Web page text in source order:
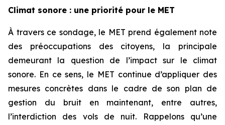
Climat sonore : une priorité pour le MET
À travers ce sondage, le MET prend également note
des préoccupations des citoyens, la principale
demeurant la question de l’impact sur le climat
sonore. En ce sens, le MET continue d’appliquer des
mesures concrètes dans le cadre de son plan de
gestion du bruit en maintenant, entre autres,
l’interdiction des vols de nuit. Rappelons qu’une